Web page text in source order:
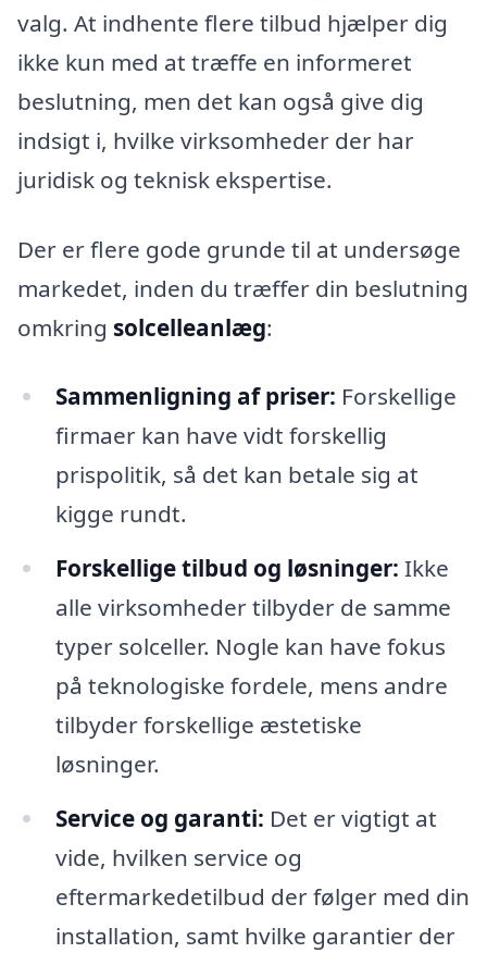
valg. At indhente flere tilbud hjælper dig
ikke kun med at træffe en informeret
beslutning, men det kan også give dig
indsigt i, hvilke virksomheder der har
juridisk og teknisk ekspertise.
Der er flere gode grunde til at undersøge
markedet, inden du træffer din beslutning
omkring solcelleanlæg:
Sammenligning af priser: Forskellige
firmaer kan have vidt forskellig
prispolitik, så det kan betale sig at
kigge rundt.
Forskellige tilbud og løsninger: Ikke
alle virksomheder tilbyder de samme
typer solceller. Nogle kan have fokus
på teknologiske fordele, mens andre
tilbyder forskellige æstetiske
løsninger.
Service og garanti: Det er vigtigt at
vide, hvilken service og
eftermarkedetilbud der følger med din
installation, samt hvilke garantier der